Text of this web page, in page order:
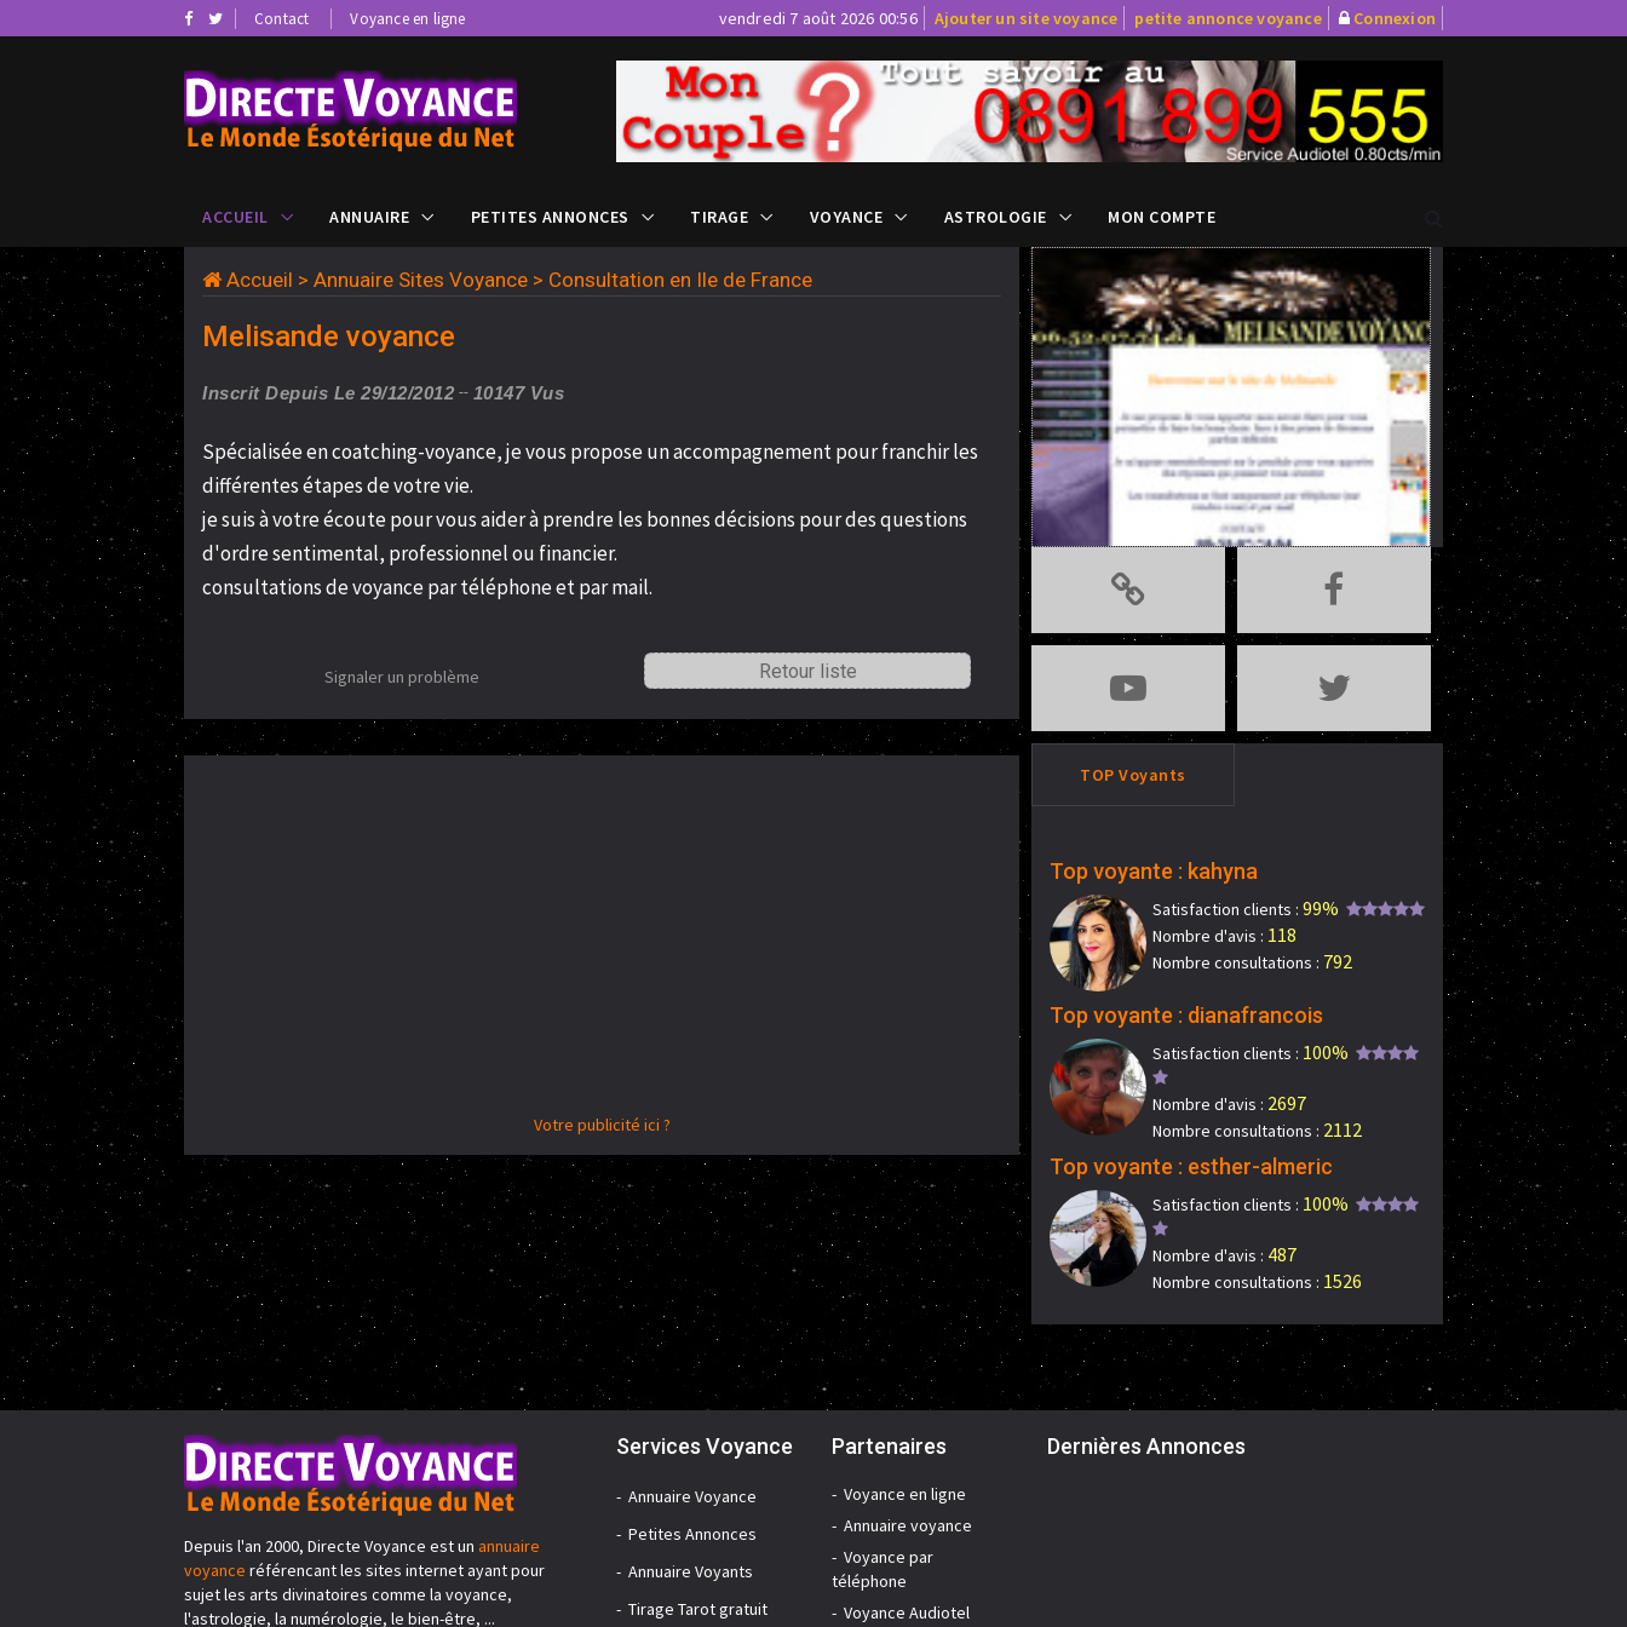
Contact Voyance en ligne vendredi 7 août 2026 00:56 Ajouter un site voyance petite annonce voyance Connexion
ACCUEIL ANNUAIRE PETITES ANNONCES TIRAGE VOYANCE ASTROLOGIE MON COMPTE
Accueil > Annuaire Sites Voyance > Consultation en Ile de France
Melisande voyance
Inscrit Depuis Le 29/12/2012 10147 Vus
Spécialisée en coatching-voyance, je vous propose un accompagnement pour franchir les
différentes étapes de votre vie.
je suis à votre écoute pour vous aider à prendre les bonnes décisions pour des questions
d'ordre sentimental, professionnel ou financier.
consultations de voyance par téléphone et par mail.
Signaler un problème Retour liste
Votre publicité ici ?
TOP Voyants
Top voyante : kahyna
Satisfaction clients : 99%
Nombre d'avis : 118
Nombre consultations : 792
Top voyante : dianafrancois
Satisfaction clients : 100%
Nombre d'avis : 2697
Nombre consultations : 2112
Top voyante : esther-almeric
Satisfaction clients : 100%
Nombre d'avis : 487
Nombre consultations : 1526
Depuis l'an 2000, Directe Voyance est un annuaire
voyance référencant les sites internet ayant pour
sujet les arts divinatoires comme la voyance,
l'astrologie, la numérologie, le bien-être, ...
Services Voyance
Annuaire Voyance
Petites Annonces
Annuaire Voyants
Tirage Tarot gratuit
Partenaires
Voyance en ligne
Annuaire voyance
Voyance par
téléphone
Voyance Audiotel
Dernières Annonces